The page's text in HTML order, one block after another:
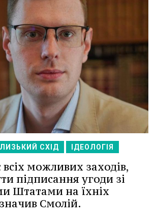
СХІД ІДЕОЛОГІЯ
можливих заходів,
підписання угоди зі
Штатами на їхніх
Смолій.